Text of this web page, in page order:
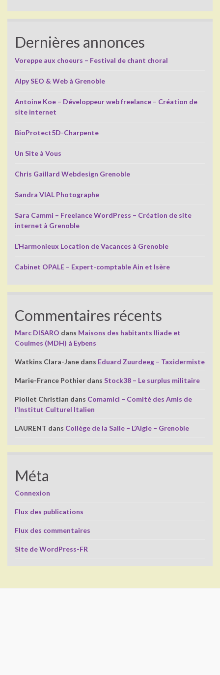
Dernières annonces
Voreppe aux choeurs – Festival de chant choral
Alpy SEO & Web à Grenoble
Antoine Koe – Développeur web freelance – Création de
site internet
BioProtect5D-Charpente
Un Site à Vous
Chris Gaillard Webdesign Grenoble
Sandra VIAL Photographe
Sara Cammi – Freelance WordPress – Création de site
internet à Grenoble
L’Harmonieux Location de Vacances à Grenoble
Cabinet OPALE – Expert-comptable Ain et Isère
Commentaires récents
Marc DISARO dans Maisons des habitants Iliade et
Coulmes (MDH) à Eybens
Watkins Clara-Jane dans Eduard Zuurdeeg – Taxidermiste
Marie-France Pothier dans Stock38 – Le surplus militaire
Piollet Christian dans Comamici – Comité des Amis de
l’Institut Culturel Italien
LAURENT dans Collège de la Salle – L’Aigle – Grenoble
Méta
Connexion
Flux des publications
Flux des commentaires
Site de WordPress-FR